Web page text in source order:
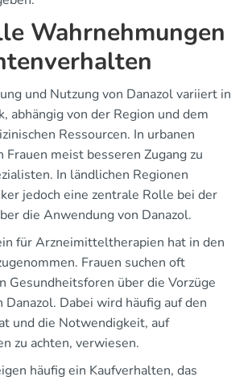
Wahrnehmungen
und Nutzung von Danazol variiert in
abhängig von der Region und dem
Ressourcen. In urbanen
Frauen meist besseren Zugang zu
In ländlichen Regionen
jedoch eine zentrale Rolle bei der
die Anwendung von Danazol.
für Arzneimitteltherapien hat in den
Frauen suchen oft
Gesundheitsforen über die Vorzüge
Danazol. Dabei wird häufig auf den
und die Notwendigkeit, auf
zu achten, verwiesen.
häufig ein Kaufverhalten, das